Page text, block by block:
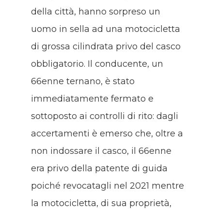
della città, hanno sorpreso un
uomo in sella ad una motocicletta
di grossa cilindrata privo del casco
obbligatorio. Il conducente, un
66enne ternano, è stato
immediatamente fermato e
sottoposto ai controlli di rito: dagli
accertamenti è emerso che, oltre a
non indossare il casco, il 66enne
era privo della patente di guida
poiché revocatagli nel 2021 mentre
la motocicletta, di sua proprietà,